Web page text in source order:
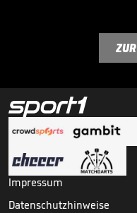
Impressum
Datenschutzhinweise